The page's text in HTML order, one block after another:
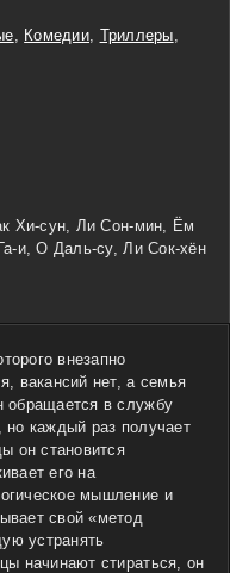
Комедии Триллеры
Хи-сун, Ли Сон-мин, Ём
и, О Даль-су, Ли Сок-хён
внезапно
вакансий нет, а семья
обращается в службу
но каждый раз получает
он становится
его на
мышление и
свой «метод
устранять
начинают стираться, он